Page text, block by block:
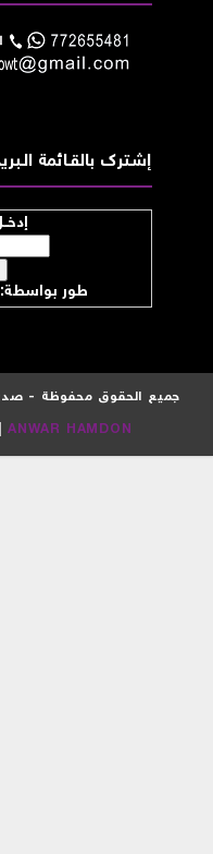
إشــترك بالقـــائمة
إدخــل
طور بواسطة:
جميع الحقوق محفوظة - صدى
ANWAR HAMDON
|